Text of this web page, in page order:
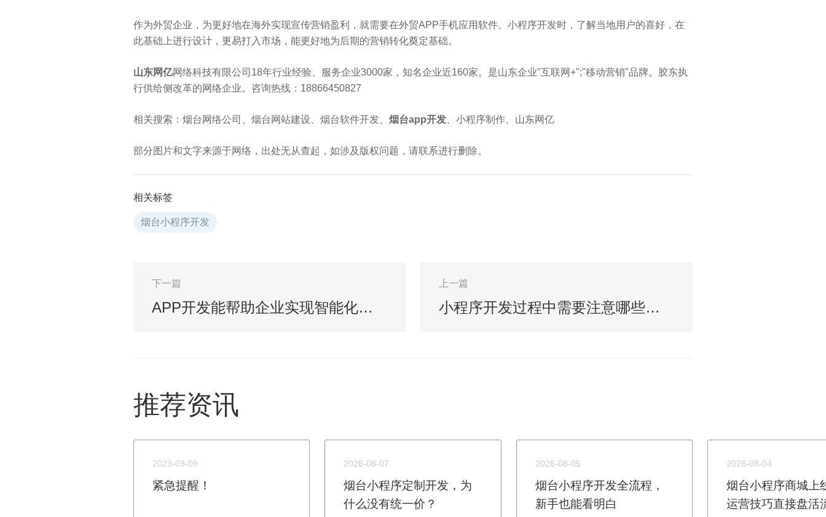
作为外贸企业，为更好地在海外实现宣传营销盈利，就需要在外贸APP手机应用软件、小程序开发时，了解当地用户的喜好，在
此基础上进行设计，更易打入市场，能更好地为后期的营销转化奠定基础。
山东网亿网络科技有限公司18年行业经验、服务企业3000家，知名企业近160家。是山东企业"互联网+";"移动营销"品牌。胶东执
行供给侧改革的网络企业。咨询热线：18866450827
相关搜索：烟台网络公司、烟台网站建设、烟台软件开发、 烟台app开发 、小程序制作、山东网亿
部分图片和文字来源于网络，出处无从查起，如涉及版权问题，请联系进行删除。
相关标签
烟台小程序开发
下一篇
APP开发能帮助企业实现智能化管理
上一篇
小程序开发过程中需要注意哪些问题
推荐资讯
2023-03-09
紧急提醒！
2026-08-07
烟台小程序定制开发，为
什么没有统一价？
2026-08-05
烟台小程序开发全流程，
新手也能看明白
2026-08-04
烟台小程序商城上
运营技巧直接盘活